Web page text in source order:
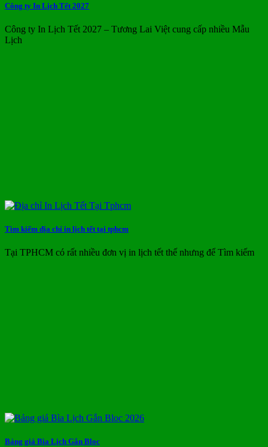
Công ty In Lịch Tết 2027
Công ty In Lịch Tết 2027 – Tương Lai Việt cung cấp nhiều Mẫu
Lịch
Tìm kiếm địa chỉ in lịch tết tại tphcm
Tại TPHCM có rất nhiều đơn vị in lịch tết thế nhưng để Tìm kiếm
Bảng giá Bìa Lịch Gắn Bloc